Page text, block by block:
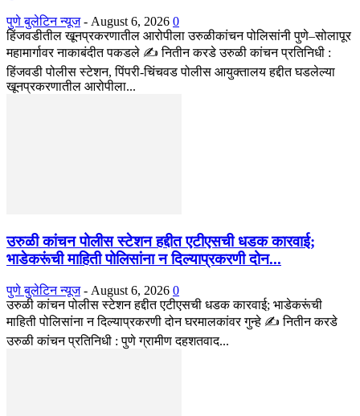
पुणे बुलेटिन न्यूज - August 6, 2026 0
हिंजवडीतील खूनप्रकरणातील आरोपीला उरुळीकांचन पोलिसांनी पुणे–सोलापूर
महामार्गावर नाकाबंदीत पकडले ✍️ नितीन करडे उरुळी कांचन प्रतिनिधी :
हिंजवडी पोलीस स्टेशन, पिंपरी-चिंचवड पोलीस आयुक्तालय हद्दीत घडलेल्या
खूनप्रकरणातील आरोपीला...
उरुळी कांचन पोलीस स्टेशन हद्दीत एटीएसची धडक कारवाई;
भाडेकरूंची माहिती पोलिसांना न दिल्याप्रकरणी दोन...
पुणे बुलेटिन न्यूज - August 6, 2026 0
उरुळी कांचन पोलीस स्टेशन हद्दीत एटीएसची धडक कारवाई; भाडेकरूंची
माहिती पोलिसांना न दिल्याप्रकरणी दोन घरमालकांवर गुन्हे ✍️ नितीन करडे
उरुळी कांचन प्रतिनिधी : पुणे ग्रामीण दहशतवाद...